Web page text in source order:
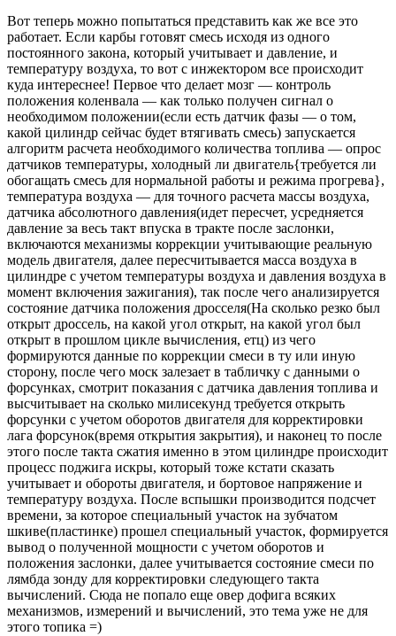
Вот теперь можно попытаться представить как же все это
работает. Если карбы готовят смесь исходя из одного
постоянного закона, который учитывает и давление, и
температуру воздуха, то вот с инжектором все происходит
куда интереснее! Первое что делает мозг — контроль
положения коленвала — как только получен сигнал о
необходимом положении(если есть датчик фазы — о том,
какой цилиндр сейчас будет втягивать смесь) запускается
алгоритм расчета необходимого количества топлива — опрос
датчиков температуры, холодный ли двигатель{требуется ли
обогащать смесь для нормальной работы и режима прогрева},
температура воздуха — для точного расчета массы воздуха,
датчика абсолютного давления(идет пересчет, усредняется
давление за весь такт впуска в тракте после заслонки,
включаются механизмы коррекции учитывающие реальную
модель двигателя, далее пересчитывается масса воздуха в
цилиндре с учетом температуры воздуха и давления воздуха в
момент включения зажигания), так после чего анализируется
состояние датчика положения дросселя(На сколько резко был
открыт дроссель, на какой угол открыт, на какой угол был
открыт в прошлом цикле вычисления, етц) из чего
формируются данные по коррекции смеси в ту или иную
сторону, после чего моск залезает в табличку с данными о
форсунках, смотрит показания с датчика давления топлива и
высчитывает на сколько милисекунд требуется открыть
форсунки с учетом оборотов двигателя для корректировки
лага форсунок(время открытия закрытия), и наконец то после
этого после такта сжатия именно в этом цилиндре происходит
процесс поджига искры, который тоже кстати сказать
учитывает и обороты двигателя, и бортовое напряжение и
температуру воздуха. После вспышки производится подсчет
времени, за которое специальный участок на зубчатом
шкиве(пластинке) прошел специальный участок, формируется
вывод о полученной мощности с учетом оборотов и
положения заслонки, далее учитывается состояние смеси по
лямбда зонду для корректировки следующего такта
вычислений. Сюда не попало еще овер дофига всяких
механизмов, измерений и вычислений, это тема уже не для
этого топика =)